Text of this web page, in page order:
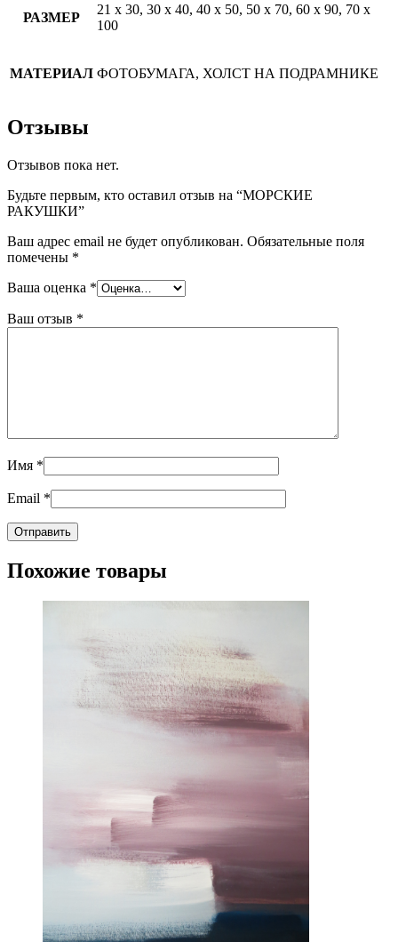
РАЗМЕР
21 х 30, 30 х 40, 40 х 50, 50 х 70, 60 х 90, 70 х
100
МАТЕРИАЛ ФОТОБУМАГА, ХОЛСТ НА ПОДРАМНИКЕ
Отзывы
Отзывов пока нет.
Будьте первым, кто оставил отзыв на “МОРСКИЕ
РАКУШКИ”
Ваш адрес email не будет опубликован. Обязательные поля
помечены *
Ваша оценка *
Ваш отзыв *
Имя *
Email *
Похожие товары